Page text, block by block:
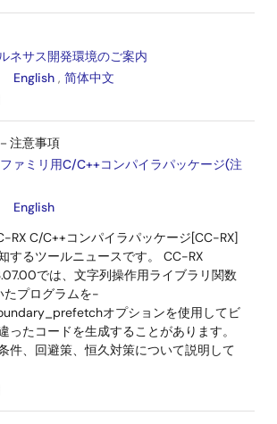
ネサス開発環境のご案内
English , 简体中文
注意事項
ファミリ用C/C++コンパイラパッケージ(注
English
RX C/C++コンパイラパッケージ[CC-RX]
するツールニュースです。 CC-RX
では、文字列操作用ライブラリ関数
プログラムを-
オプションを使用してビ
ったコードを生成することがあります。
件、回避策、恒久対策について説明して